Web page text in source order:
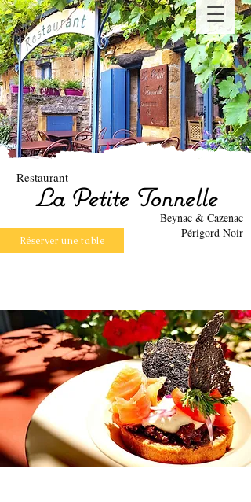
Restaurant
La Petite Tonnelle
Beynac & Cazenac
Périgord Noir
Réserver une table